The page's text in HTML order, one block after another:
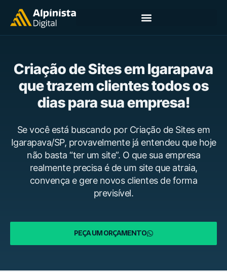
Criação de Sites em Igarapava
que trazem clientes todos os
dias para sua empresa!
Se você está buscando por Criação de Sites em
Igarapava/SP, provavelmente já entendeu que hoje
não basta “ter um site”. O que sua empresa
realmente precisa é de um site que atraia,
convença e gere novos clientes de forma
previsível.
PEÇA UM ORÇAMENTO